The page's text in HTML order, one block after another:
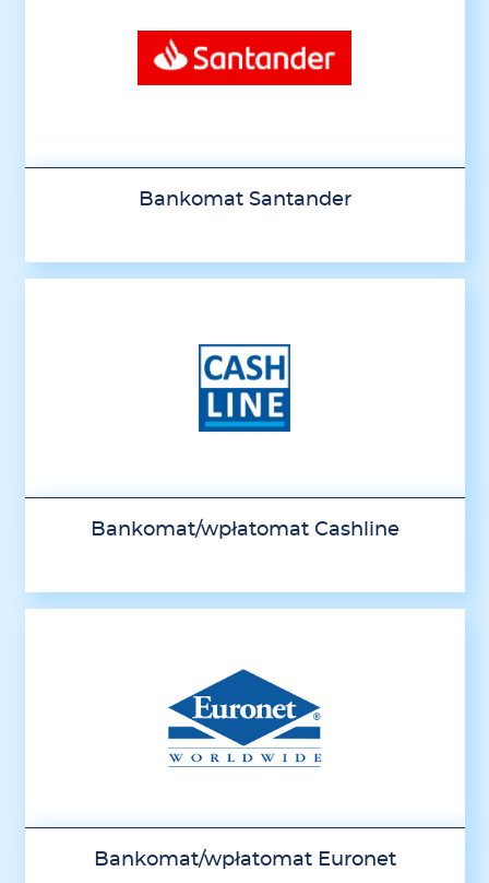
Bankomat Santander
Bankomat/wpłatomat Cashline
Bankomat/wpłatomat Euronet